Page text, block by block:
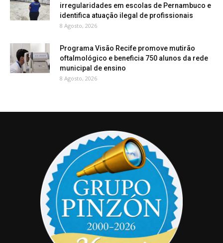
irregularidades em escolas de Pernambuco e
identifica atuação ilegal de profissionais
8 Agosto, 2026
Programa Visão Recife promove mutirão
oftalmológico e beneficia 750 alunos da rede
municipal de ensino
8 Agosto, 2026